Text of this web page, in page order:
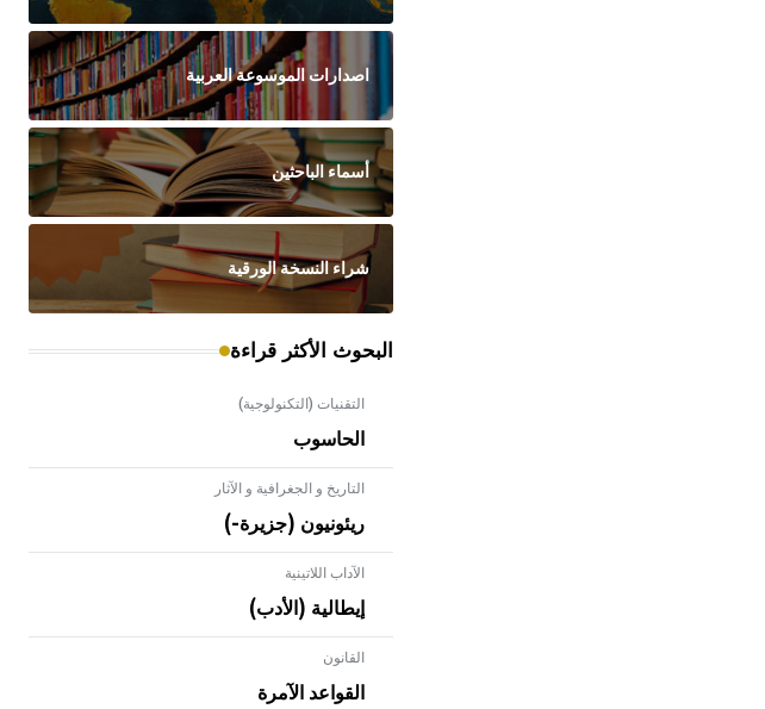
اصدارات الموسوعة العربية
أسماء الباحثين
شراء النسخة الورقية
البحوث الأكثر قراءة
التقنيات (التكنولوجية)
الحاسوب
التاريخ و الجغرافية و الآثار
ريئونيون (جزيرة-)
الآداب اللاتينية
إيطالية (الأدب)
القانون
القواعد الآمرة
- هل تعلم أن الأبلق نوع من الفنون
الهندسية التي ارتبطت بالعمارة الإسلامية